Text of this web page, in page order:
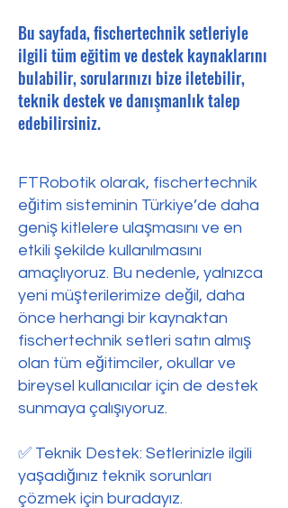
Bu sayfada, fischertechnik setleriyle
ilgili tüm eğitim ve destek kaynaklarını
bulabilir, sorularınızı bize iletebilir,
teknik destek ve danışmanlık talep
edebilirsiniz.
FTRobotik olarak, fischertechnik
eğitim sisteminin Türkiye’de daha
geniş kitlelere ulaşmasını ve en
etkili şekilde kullanılmasını
amaçlıyoruz. Bu nedenle, yalnızca
yeni müşterilerimize değil, daha
önce herhangi bir kaynaktan
fischertechnik setleri satın almış
olan tüm eğitimciler, okullar ve
bireysel kullanıcılar için de destek
sunmaya çalışıyoruz.
✅ Teknik Destek: Setlerinizle ilgili
yaşadığınız teknik sorunları
çözmek için buradayız.